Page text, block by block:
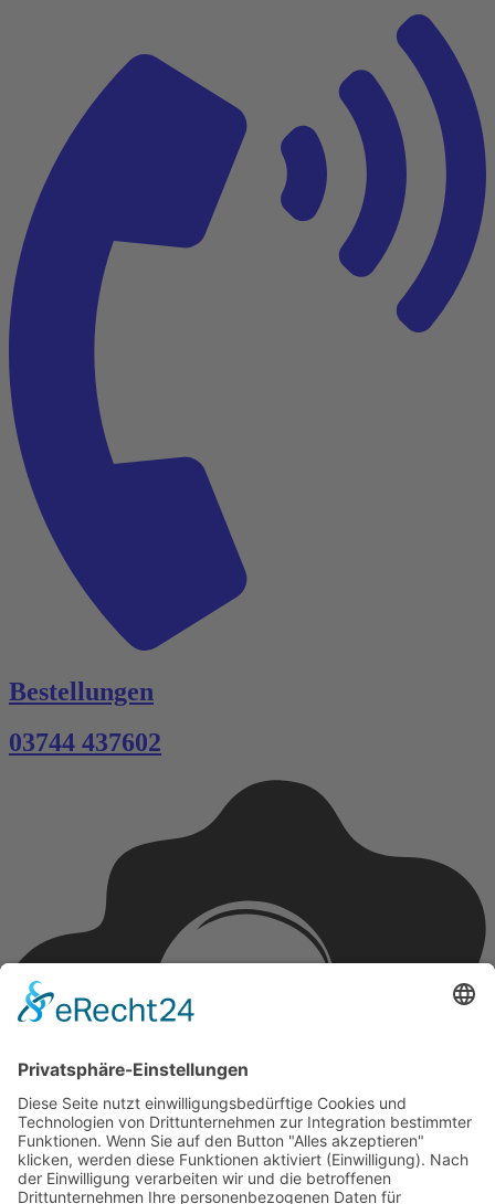
Bestellungen
03744 437602